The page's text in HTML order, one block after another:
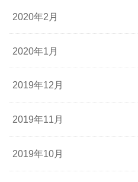
2020年2月
2020年1月
2019年12月
2019年11月
2019年10月